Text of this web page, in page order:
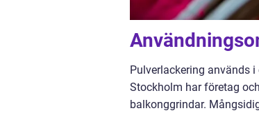
Pulverlackering används
Stockholm har företag
balkonggrindar.